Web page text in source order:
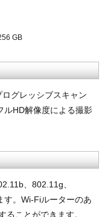
GB
グレッシブスキャン
ルHD解像度による撮影
、802.11g、
す。Wi-Fiルーターのあ
ることができます。